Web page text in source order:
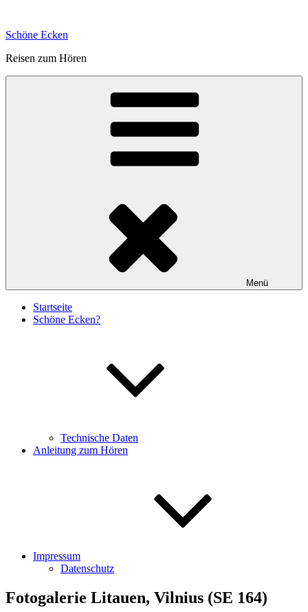
springen
Schöne Ecken
Reisen zum Hören
Menü
Startseite
Schöne Ecken?
Technische Daten
Anleitung zum Hören
Impressum
Datenschutz
Fotogalerie Litauen, Vilnius (SE 164)